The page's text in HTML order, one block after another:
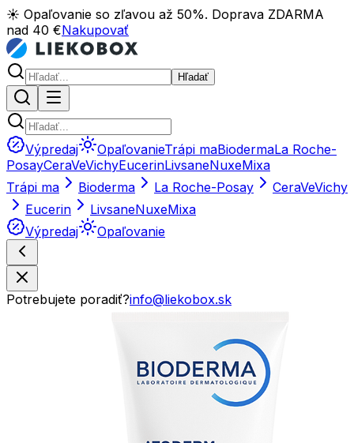
☀️ Opaľovanie so zľavou až 50%. Doprava ZDARMA
nad 40 €Nakupovať
Hľadať
Výpredaj OpaľovanieTrápi maBiodermaLa Roche-
PosayCeraVeVichyEucerinLivsaneNuxeMixa
Trápi ma
Bioderma La Roche-Posay CeraVeVichy
Eucerin
LivsaneNuxeMixa
Výpredaj
Opaľovanie
Potrebujete poradiť?info@liekobox.sk